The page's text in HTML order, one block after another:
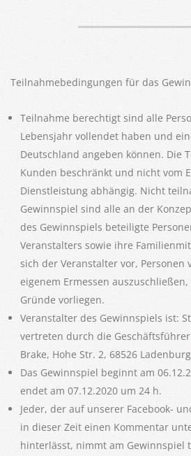
Teilnahmebedingungen für das
Teilnahme berechtigt sind alle
Lebensjahr vollendet haben und
Deutschland angeben können. Die
Kunden beschränkt und nicht vom
Dienstleistung abhängig. Nicht
Gewinnspiel sind alle an der
des Gewinnspiels beteiligte
Veranstalters sowie ihre
sich der Veranstalter vor, Personen
eigenem Ermessen
Gründe vorliegen.
Veranstalter des Gewinnspiels ist:
vertreten durch die
Brake, Hohe Str. 2, 68526
Das Gewinnspiel beginnt am
endet am 07.12.2020 um 24 h.
Jeder, der auf unserer Facebook-
in dieser Zeit einen Kommentar
hinterlässt, nimmt am Gewinnspiel